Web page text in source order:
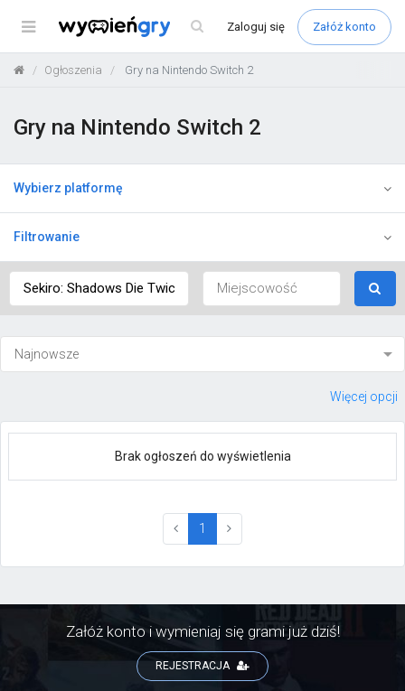
Menu Zaloguj się Załóż konto
Ogłoszenia Gry na Nintendo Switch 2
Gry na Nintendo Switch 2
Wybierz platformę
Filtrowanie
Więcej opcji
Brak ogłoszeń do wyświetlenia
1 (current)
Załóż konto i wymieniaj się grami już dziś!
REJESTRACJA